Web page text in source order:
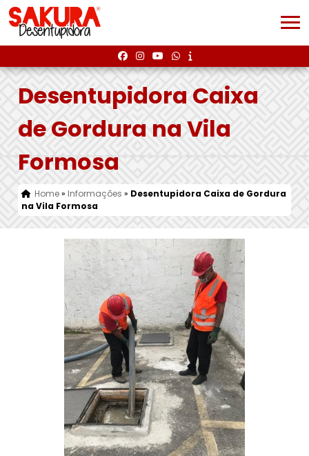
Desentupidora Caixa
de Gordura na Vila
Formosa
Home» Informações » Desentupidora Caixa de Gordura
na Vila Formosa